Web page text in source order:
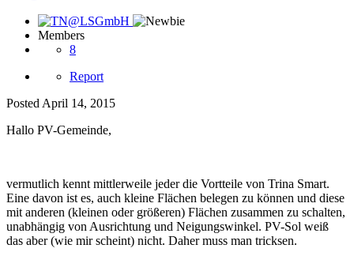
Members
8
Report
Posted April 14, 2015
Hallo PV-Gemeinde,
vermutlich kennt mittlerweile jeder die Vortteile von Trina Smart.
Eine davon ist es, auch kleine Flächen belegen zu können und diese
mit anderen (kleinen oder größeren) Flächen zusammen zu schalten,
unabhängig von Ausrichtung und Neigungswinkel. PV-Sol weiß
das aber (wie mir scheint) nicht. Daher muss man tricksen.